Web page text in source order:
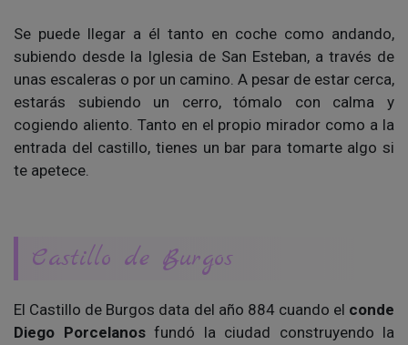
Se puede llegar a él tanto en coche como andando,
subiendo desde la Iglesia de San Esteban, a través de
unas escaleras o por un camino. A pesar de estar cerca,
estarás subiendo un cerro, tómalo con calma y
cogiendo aliento. Tanto en el propio mirador como a la
entrada del castillo, tienes un bar para tomarte algo si
te apetece.
Castillo de Burgos
El Castillo de Burgos data del año 884 cuando el conde
Diego Porcelanosfundó la ciudad construyendo la